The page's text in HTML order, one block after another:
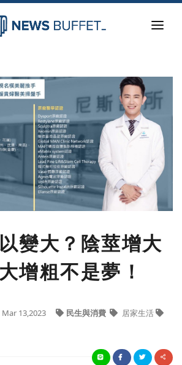
變大？陰莖增大
增粗不是夢！
Mar 13,2023 民生與消費 居家生活